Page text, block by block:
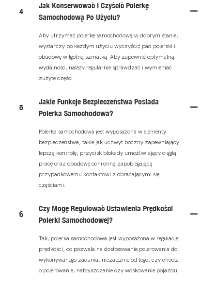
4
Jak Konserwować I Czyścić Polerkę
Samochodową Po Użyciu?
Aby utrzymać polerkę samochodową w dobrym stanie,
wystarczy po każdym użyciu wyczyścić pad polerski i
obudowę wilgotną szmatką. Aby zapewnić optymalną
wydajność, należy regularnie sprawdzać i wymieniać
zużyte części.
5
Jakie Funkcje Bezpieczeństwa Posiada
Polerka Samochodowa?
Polerka samochodowa jest wyposażona w elementy
bezpieczeństwa, takie jak uchwyt boczny zapewniający
lepszą kontrolę, przycisk blokady umożliwiający ciągłą
pracę oraz obudowę ochronną zapobiegającą
przypadkowemu kontaktowi z obracającymi się
częściami.
6
Czy Mogę Regulować Ustawienia Prędkości
Polerki Samochodowej?
Tak, polerka samochodowa jest wyposażona w regulację
prędkości, co pozwala na dostosowanie polerowania do
wykonywanego zadania, niezależnie od tego, czy chodzi
o polerowanie, nabłyszczanie czy woskowanie pojazdu.